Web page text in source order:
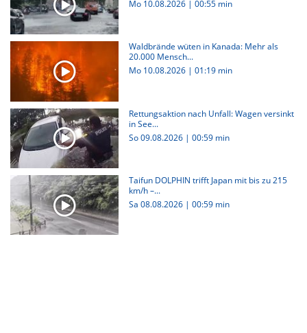
Mo 10.08.2026 | 00:55 min
Waldbrände wüten in Kanada: Mehr als
20.000 Mensch...
Mo 10.08.2026 | 01:19 min
Rettungsaktion nach Unfall: Wagen versinkt
in See...
So 09.08.2026 | 00:59 min
Taifun DOLPHIN trifft Japan mit bis zu 215
km/h –...
Sa 08.08.2026 | 00:59 min